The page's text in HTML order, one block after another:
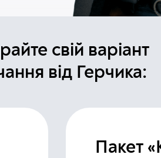
свій варіант
від Герчика:
Пакет